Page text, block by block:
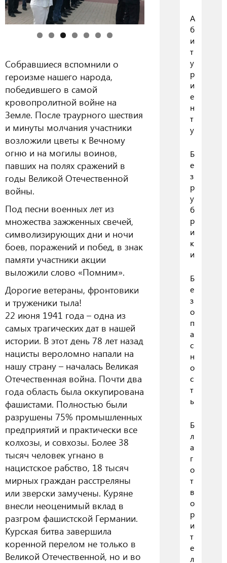
Собравшиеся вспомнили о
героизме нашего народа,
победившего в самой
кровопролитной войне на
Земле. После траурного шествия
и минуты молчания участники
возложили цветы к Вечному
огню и на могилы воинов,
павших на полях сражений в
годы Великой Отечественной
войны.
Под песни военных лет из
множества зажженных свечей,
символизирующих дни и ночи
боев, поражений и побед, в знак
памяти участники акции
выложили слово «Помним».
Дорогие ветераны, фронтовики
и труженики тыла!
22 июня 1941 года – одна из
самых трагических дат в нашей
истории. В этот день 78 лет назад
нацисты вероломно напали на
нашу страну – началась Великая
Отечественная война. Почти два
года область была оккупирована
фашистами. Полностью были
разрушены 75% промышленных
предприятий и практически все
колхозы, и совхозы. Более 38
тысяч человек угнано в
нацистское рабство, 18 тысяч
мирных граждан расстреляны
или зверски замучены. Куряне
внесли неоценимый вклад в
разгром фашистской Германии.
Курская битва завершила
коренной перелом не только в
Великой Отечественной, но и во
А
б
и
т
у
р
и
е
н
т
у
Б
е
з
р
у
б
р
и
к
и
Б
е
з
о
п
а
с
н
о
с
т
ь
Б
л
а
г
о
т
в
о
р
и
т
е
л